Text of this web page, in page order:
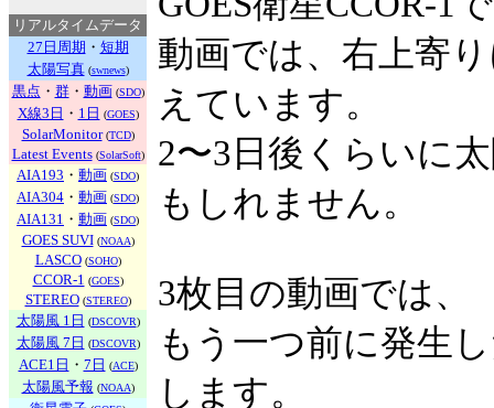
リアルタイムデータ
27日周期 ・ 短期
太陽写真(swnews)
黒点 ・ 群・ 動画 (SDO)
X線3日 ・ 1日 (GOES)
SolarMonitor(TCD)
Latest Events(SolarSoft)
AIA193 ・ 動画 (SDO)
AIA304 ・ 動画 (SDO)
AIA131 ・ 動画 (SDO)
GOES SUVI (NOAA)
LASCO(SOHO)
CCOR-1 (GOES)
STEREO(STEREO)
太陽風 1日 (DSCOVR)
太陽風 7日 (DSCOVR)
ACE1日 ・ 7日 (ACE)
太陽風予報 (NOAA)
動画では、右上寄
えています。
2〜3日後くらいに
もしれません。
3枚目の動画では、
もう一つ前に発生
します。